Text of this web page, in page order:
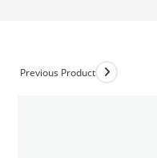
Previous Product